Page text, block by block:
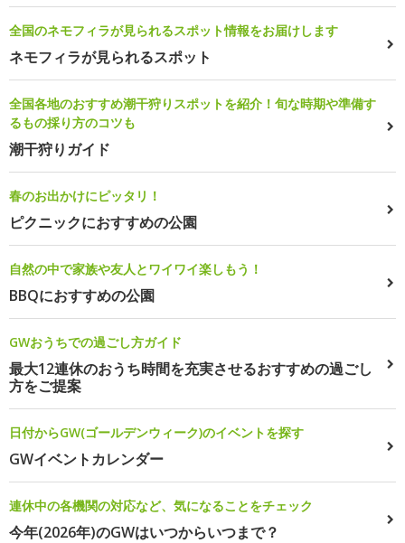
全国のネモフィラが見られるスポット情報をお届けします
ネモフィラが見られるスポット
全国各地のおすすめ潮干狩りスポットを紹介！旬な時期や準備す
るもの採り方のコツも
潮干狩りガイド
春のお出かけにピッタリ！
ピクニックにおすすめの公園
自然の中で家族や友人とワイワイ楽しもう！
BBQにおすすめの公園
GWおうちでの過ごし方ガイド
最大12連休のおうち時間を充実させるおすすめの過ごし
方をご提案
日付からGW(ゴールデンウィーク)のイベントを探す
GWイベントカレンダー
連休中の各機関の対応など、気になることをチェック
今年(2026年)のGWはいつからいつまで？